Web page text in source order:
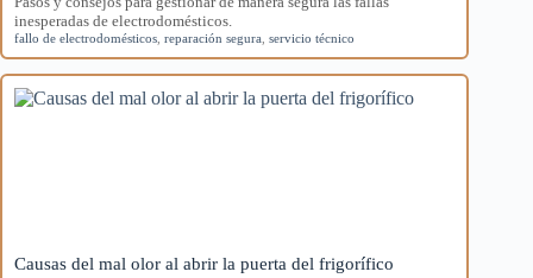
inesperadas de electrodomésticos.
fallo de electrodomésticos reparación segura servicio técnico
Causas del mal olor al abrir la puerta del frigorífico